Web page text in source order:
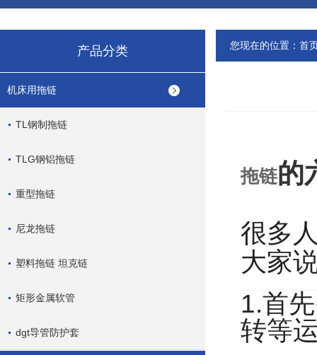
产品分类
机床用拖链
TL钢制拖链
TLG钢铝拖链
重型拖链
尼龙拖链
塑料拖链 坦克链
矩形金属软管
dgt导管防护套
您现在的位置： 首
拖链的
很多
大家
1.首
转等